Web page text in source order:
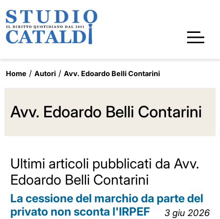
Home Autori Avv. Edoardo Belli Contarini
Avv. Edoardo Belli Contarini
Ultimi articoli pubblicati da Avv.
Edoardo Belli Contarini
La cessione del marchio da parte del
privato non sconta l'IRPEF
3 giu 2026